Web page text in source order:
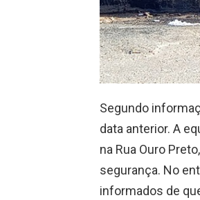
Segundo
data anterior. A
na Rua Ouro
segurança. No
informados de